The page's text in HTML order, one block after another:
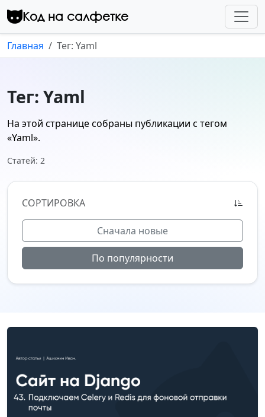
Перейти к контенту
Код на салфетке
Главная Тег: Yaml
Тег: Yaml
На этой странице собраны публикации с тегом
«Yaml».
Статей: 2
СОРТИРОВКА
Сначала новые
По популярности